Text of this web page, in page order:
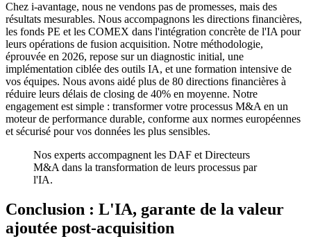
Chez i-avantage, nous ne vendons pas de promesses, mais des
résultats mesurables. Nous accompagnons les directions financières,
les fonds PE et les COMEX dans l'intégration concrète de l'IA pour
leurs opérations de fusion acquisition. Notre méthodologie,
éprouvée en 2026, repose sur un diagnostic initial, une
implémentation ciblée des outils IA, et une formation intensive de
vos équipes. Nous avons aidé plus de 80 directions financières à
réduire leurs délais de closing de 40% en moyenne. Notre
engagement est simple : transformer votre processus M&A en un
moteur de performance durable, conforme aux normes européennes
et sécurisé pour vos données les plus sensibles.
Nos experts accompagnent les DAF et Directeurs
M&A dans la transformation de leurs processus par
l'IA.
Conclusion : L'IA, garante de la valeur
ajoutée post-acquisition